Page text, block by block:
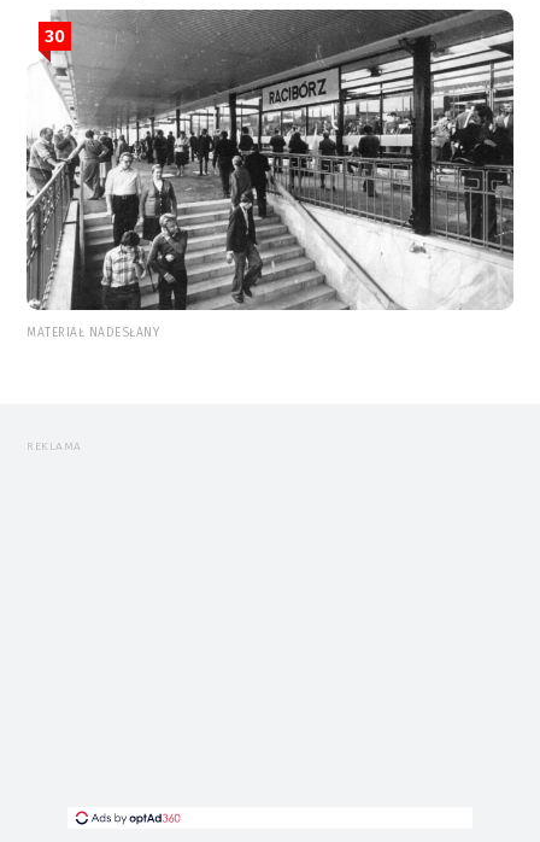
30
MATERIAŁ NADESŁANY
REKLAMA